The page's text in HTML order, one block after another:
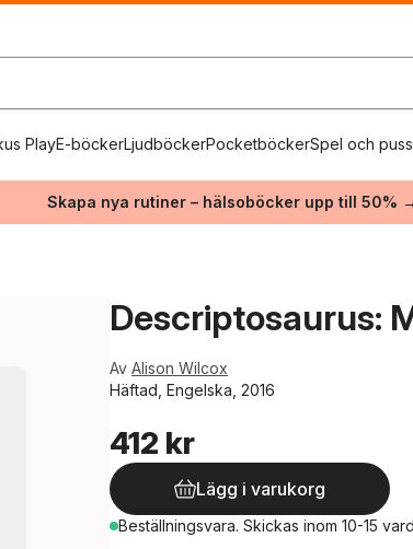
PlayE-böckerLjudböckerPocketböckerSpel och
Skapa nya rutiner – hälsoböcker upp till 50% →
Descriptosaurus:
Av Alison Wilcox
Häftad, Engelska, 2016
412 kr
Lägg i varukorg
Beställningsvara. Skickas inom 10-15